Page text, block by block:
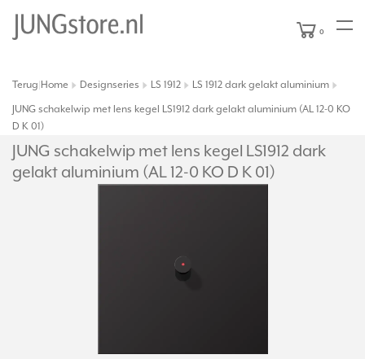
0
Terug Home Designseries LS 1912
LS 1912 dark gelakt aluminium
JUNG schakelwip met lens kegel LS1912 dark gelakt aluminium (AL 12-0 KO
D K 01)
JUNG schakelwip met lens kegel LS1912 dark
gelakt aluminium (AL 12-0 KO D K 01)